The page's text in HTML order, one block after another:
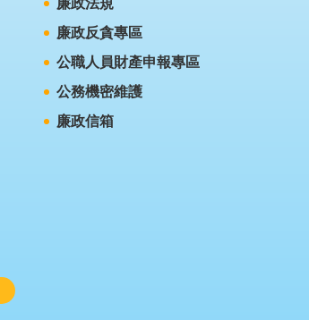
廉政法規
廉政反貪專區
公職人員財產申報專區
公務機密維護
廉政信箱